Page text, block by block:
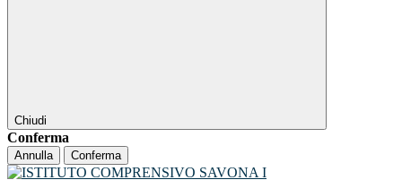
Chiudi
Conferma
Annulla Conferma